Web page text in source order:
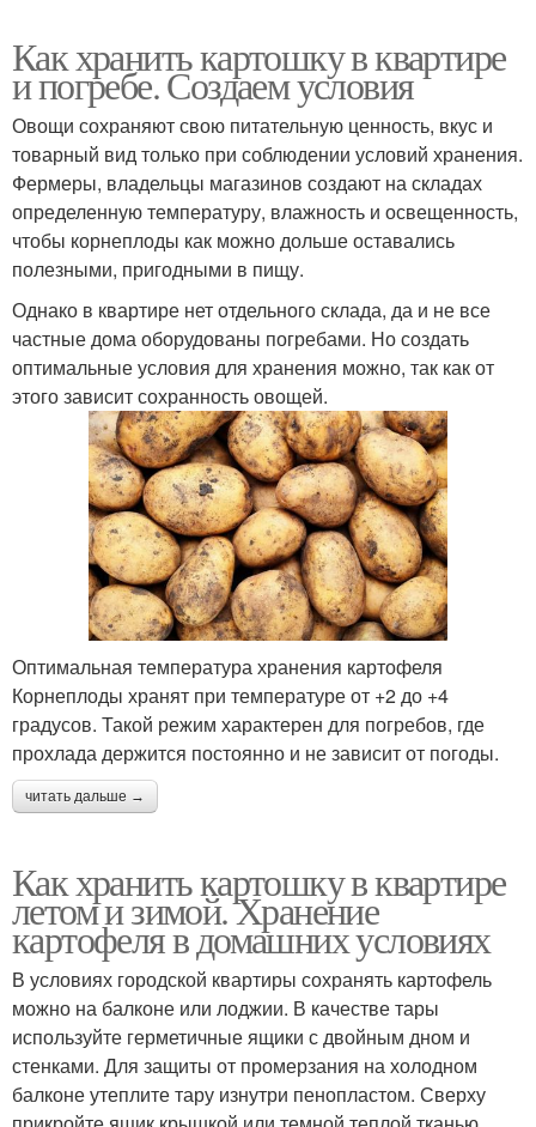
Как хранить картошку в квартире
и погребе. Создаем условия
Овощи сохраняют свою питательную ценность, вкус и
товарный вид только при соблюдении условий хранения.
Фермеры, владельцы магазинов создают на складах
определенную температуру, влажность и освещенность,
чтобы корнеплоды как можно дольше оставались
полезными, пригодными в пищу.
Однако в квартире нет отдельного склада, да и не все
частные дома оборудованы погребами. Но создать
оптимальные условия для хранения можно, так как от
этого зависит сохранность овощей.
Оптимальная температура хранения картофеля
Корнеплоды хранят при температуре от +2 до +4
градусов. Такой режим характерен для погребов, где
прохлада держится постоянно и не зависит от погоды.
читать дальше →
Как хранить картошку в квартире
летом и зимой. Хранение
картофеля в домашних условиях
В условиях городской квартиры сохранять картофель
можно на балконе или лоджии. В качестве тары
используйте герметичные ящики с двойным дном и
стенками. Для защиты от промерзания на холодном
балконе утеплите тару изнутри пенопластом. Сверху